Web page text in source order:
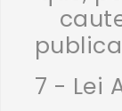
7 - Lei